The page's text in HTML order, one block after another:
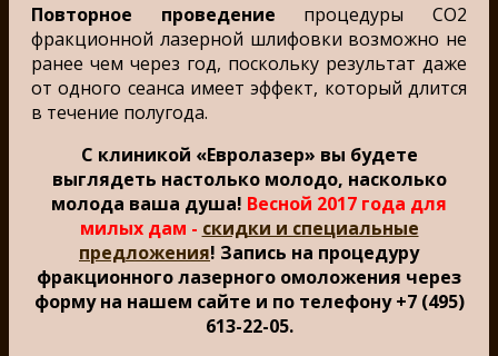
Повторное проведение процедуры CO2
фракционной лазерной шлифовки возможно не
ранее чем через год, поскольку результат даже
от одного сеанса имеет эффект, который длится
в течение полугода.
С клиникой «Евролазер» вы будете
выглядеть настолько молодо, насколько
молода ваша душа! Весной 2017 года для
милых дам - скидки и специальные
предложения! Запись на процедуру
фракционного лазерного омоложения через
форму на нашем сайте и по телефону +7 (495)
613-22-05.